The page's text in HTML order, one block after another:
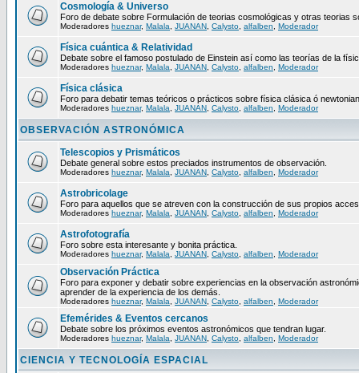
Cosmología & Universo
Foro de debate sobre Formulación de teorias cosmológicas y otras teorias
Moderadores hueznar, Malala JUANAN Calysto alfalben Moderador
Física cuántica & Relatividad
Debate sobre el famoso postulado de Einstein así como las teorías de la
Moderadores hueznar, Malala JUANAN Calysto alfalben Moderador
Física clásica
Foro para debatir temas teóricos o prácticos sobre física clásica ó
Moderadores hueznar, Malala JUANAN Calysto alfalben Moderador
OBSERVACIÓN ASTRONÓMICA
Telescopios y Prismáticos
Debate general sobre estos preciados instrumentos de observación.
Moderadores hueznar, Malala JUANAN Calysto alfalben Moderador
Astrobricolage
Foro para aquellos que se atreven con la construcción de sus propios
Moderadores hueznar, Malala JUANAN Calysto alfalben Moderador
Astrofotografía
Foro sobre esta interesante y bonita práctica.
Moderadores hueznar, Malala JUANAN Calysto alfalben Moderador
Observación Práctica
Foro para exponer y debatir sobre experiencias en la observación
aprender de la experiencia de los demás.
Moderadores hueznar, Malala JUANAN Calysto alfalben Moderador
Efemérides & Eventos cercanos
Debate sobre los próximos eventos astronómicos que tendran lugar.
Moderadores hueznar, Malala JUANAN Calysto alfalben Moderador
CIENCIA Y TECNOLOGÍA ESPACIAL